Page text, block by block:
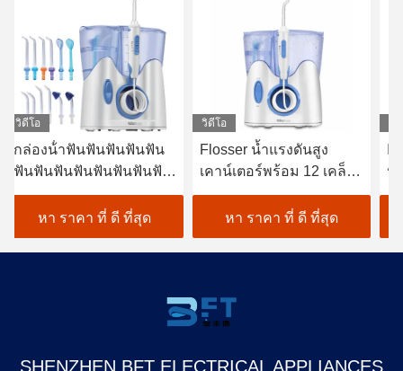
วิดีโอ
กล่องน้ําฟันฟันฟันฟันฟัน
ฟันฟันฟันฟันฟันฟันฟันฟัน
ฟันฟันฟันฟันฟันฟันฟันฟัน
ฟันฟันฟันฟันฟันฟันฟันฟัน
ฟันฟันฟันฟันฟันฟันฟันฟัน
ฟันฟันฟันฟันฟันฟันฟันฟัน
หา ราคา ที่ ดี ที่สุด
วิดีโอ
Flosser น้ำแรงดันสูง
เคาน์เตอร์พร้อม 12 เคล็ด
ลับ Anti Dirt
หา ราคา ที่ ดี ที่สุด
ป
ค
SHENZHEN BFT ELECTRICAL APPLIANCES